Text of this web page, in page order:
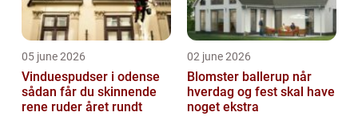
05 june 2026
Vinduespudser i odense
sådan får du skinnende
rene ruder året rundt
02 june 2026
Blomster ballerup når
hverdag og fest skal have
noget ekstra